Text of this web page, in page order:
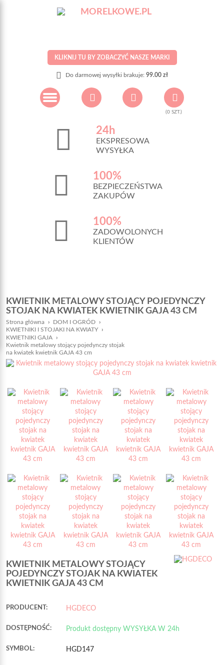
KLIKNIJ TU BY ZOBACZYĆ NASZE MARKI
Do darmowej wysyłki brakuje: 99.00 zł
(0 SZT.)
24h
EKSPRESOWA
WYSYŁKA
100%
BEZPIECZEŃSTWA
ZAKUPÓW
100%
ZADOWOLONYCH
KLIENTÓW
KWIETNIK METALOWY STOJĄCY POJEDYNCZY
STOJAK NA KWIATEK KWIETNIK GAJA 43 CM
Strona główna › DOM I OGRÓD
›
KWIETNIKI I STOJAKI NA KWIATY
›
KWIETNIKI GAJA
›
Kwietnik metalowy stojący pojedynczy stojak
na kwiatek kwietnik GAJA 43 cm
KWIETNIK METALOWY STOJĄCY
POJEDYNCZY STOJAK NA KWIATEK
KWIETNIK GAJA 43 CM
PRODUCENT: HGDECO
DOSTĘPNOŚĆ: Produkt dostępny WYSYŁKA W 24h
SYMBOL: HGD147